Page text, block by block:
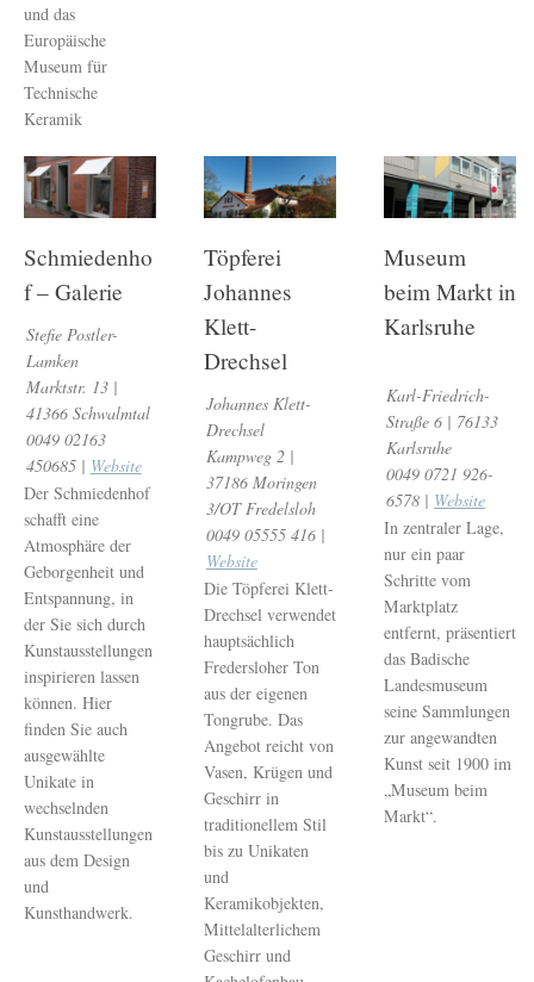
und das
Europäische
Museum für
Technische
Keramik
Schmiedenho
f – Galerie
Stefie Postler-
Lamken
Marktstr. 13 |
41366 Schwalmtal
0049 02163
450685 | Website
Der Schmiedenhof
schafft eine
Atmosphäre der
Geborgenheit und
Entspannung, in
der Sie sich durch
Kunstausstellungen
inspirieren lassen
können. Hier
finden Sie auch
ausgewählte
Unikate in
wechselnden
Kunstausstellungen
aus dem Design
und
Kunsthandwerk.
Töpferei
Johannes
Klett-
Drechsel
Johannes Klett-
Drechsel
Kampweg 2 |
37186 Moringen
3/OT Fredelsloh
0049 05555 416 |
Website
Die Töpferei Klett-
Drechsel verwendet
hauptsächlich
Fredersloher Ton
aus der eigenen
Tongrube. Das
Angebot reicht von
Vasen, Krügen und
Geschirr in
traditionellem Stil
bis zu Unikaten
und
Keramikobjekten,
Mittelalterlichem
Geschirr und
Museum
beim Markt in
Karlsruhe
Karl-Friedrich-
Straße 6 | 76133
Karlsruhe
0049 0721 926-
6578 | Website
In zentraler Lage,
nur ein paar
Schritte vom
Marktplatz
entfernt, präsentiert
das Badische
Landesmuseum
seine Sammlungen
zur angewandten
Kunst seit 1900 im
„Museum beim
Markt“.